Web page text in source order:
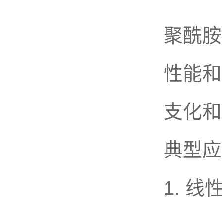
聚酰
性能
支化
典型
1. 线